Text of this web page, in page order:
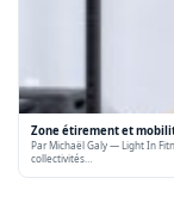
Zone étirement et
Par Michaël Galy — Light In
collectivités…